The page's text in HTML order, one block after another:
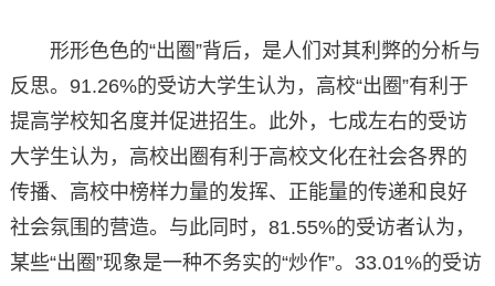
形形色色的“出圈”背后，是人们对其利弊的分析与
反思。91.26%的受访大学生认为，高校“出圈”有利于
提高学校知名度并促进招生。此外，七成左右的受访
大学生认为，高校出圈有利于高校文化在社会各界的
传播、高校中榜样力量的发挥、正能量的传递和良好
社会氛围的营造。与此同时，81.55%的受访者认为，
某些“出圈”现象是一种不务实的“炒作”。33.01%的受访